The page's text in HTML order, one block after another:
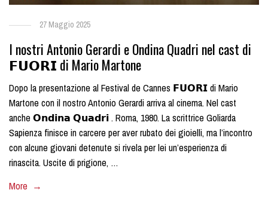
27 Maggio 2025
I nostri Antonio Gerardi e Ondina Quadri nel cast di
𝗙𝗨𝗢𝗥𝗜 di Mario Martone
Dopo la presentazione al Festival de Cannes 𝗙𝗨𝗢𝗥𝗜 di Mario
Martone con il nostro Antonio Gerardi arriva al cinema. Nel cast
anche 𝗢𝗻𝗱𝗶𝗻𝗮 𝗤𝘂𝗮𝗱𝗿𝗶 . Roma, 1980. La scrittrice Goliarda
Sapienza finisce in carcere per aver rubato dei gioielli, ma l’incontro
con alcune giovani detenute si rivela per lei un’esperienza di
rinascita. Uscite di prigione, …
More →